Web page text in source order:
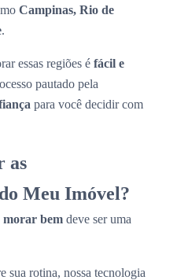
Campinas, Rio de
.
essas regiões é fácil e
pautado pela
para você decidir com
as
Meu Imóvel?
morar bem deve ser uma
sua rotina, nossa tecnologia